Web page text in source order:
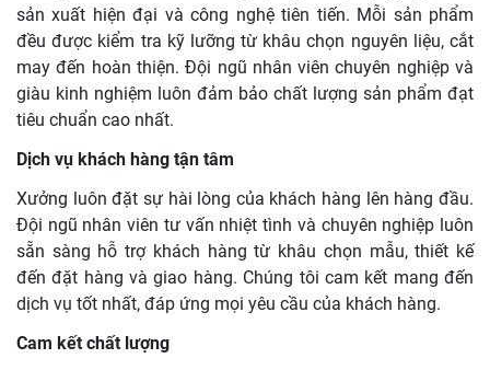
sản xuất hiện đại và công nghệ tiên tiến. Mỗi sản phẩm
đều được kiểm tra kỹ lưỡng từ khâu chọn nguyên liệu, cắt
may đến hoàn thiện. Đội ngũ nhân viên chuyên nghiệp và
giàu kinh nghiệm luôn đảm bảo chất lượng sản phẩm đạt
tiêu chuẩn cao nhất.
Dịch vụ khách hàng tận tâm
Xưởng luôn đặt sự hài lòng của khách hàng lên hàng đầu.
Đội ngũ nhân viên tư vấn nhiệt tình và chuyên nghiệp luôn
sẵn sàng hỗ trợ khách hàng từ khâu chọn mẫu, thiết kế
đến đặt hàng và giao hàng. Chúng tôi cam kết mang đến
dịch vụ tốt nhất, đáp ứng mọi yêu cầu của khách hàng.
Cam kết chất lượng